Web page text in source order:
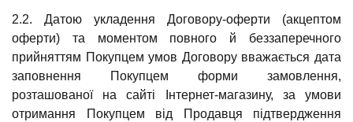
2.2. Датою укладення Договору-оферти (акцептом
оферти) та моментом повного й беззаперечного
прийняттям Покупцем умов Договору вважається дата
заповнення Покупцем форми замовлення,
розташованої на сайті Інтернет-магазину, за умови
отримання Покупцем від Продавця підтвердження